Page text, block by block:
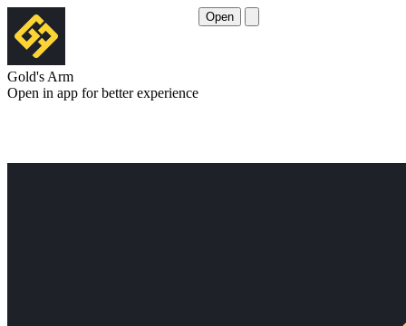
Gold's Arm
Open in app for better experience
Open